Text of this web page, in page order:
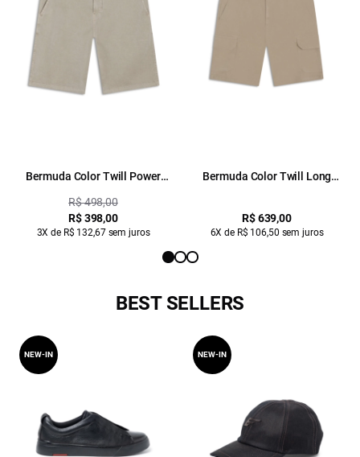
Bermuda Color Twill Power
R$ 498,00
R$ 398,00
3X de R$ 132,67 sem juros
Bermuda Color Twill Long
R$ 639,00
6X de R$ 106,50 sem juros
BEST SELLERS
NEW-IN NEW-IN